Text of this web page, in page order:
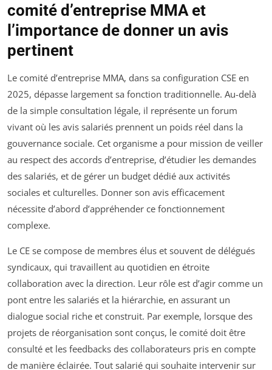
comité d’entreprise MMA et
l’importance de donner un avis
pertinent
Le comité d’entreprise MMA, dans sa configuration CSE en
2025, dépasse largement sa fonction traditionnelle. Au-delà
de la simple consultation légale, il représente un forum
vivant où les avis salariés prennent un poids réel dans la
gouvernance sociale. Cet organisme a pour mission de veiller
au respect des accords d’entreprise, d’étudier les demandes
des salariés, et de gérer un budget dédié aux activités
sociales et culturelles. Donner son avis efficacement
nécessite d’abord d’appréhender ce fonctionnement
complexe.
Le CE se compose de membres élus et souvent de délégués
syndicaux, qui travaillent au quotidien en étroite
collaboration avec la direction. Leur rôle est d’agir comme un
pont entre les salariés et la hiérarchie, en assurant un
dialogue social riche et construit. Par exemple, lorsque des
projets de réorganisation sont conçus, le comité doit être
consulté et les feedbacks des collaborateurs pris en compte
de manière éclairée. Tout salarié qui souhaite intervenir sur